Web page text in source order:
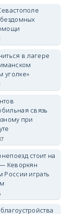
покушение
на
под
в лагере
уголке»
связь
при
стоит на
Кеворкян
России играть